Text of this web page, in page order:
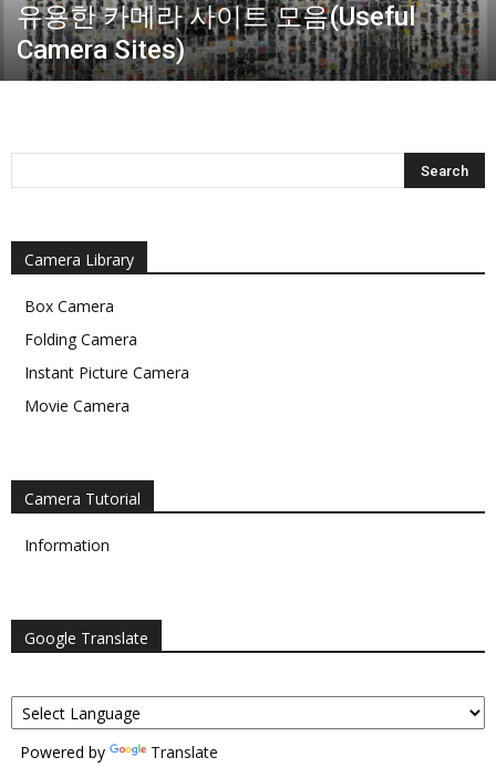
유용한 카메라 사이트 모음(Useful
Camera Sites)
Camera Library
Box Camera
Folding Camera
Instant Picture Camera
Movie Camera
Camera Tutorial
Information
Google Translate
Powered by Translate